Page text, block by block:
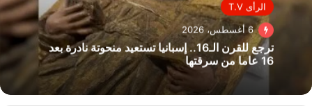
الرأى T.V
6 أغسطس، 2026
ترجع للقرن الـ16.. إسبانيا تستعيد منحوتة نادرة بعد
16 عاما من سرقتها